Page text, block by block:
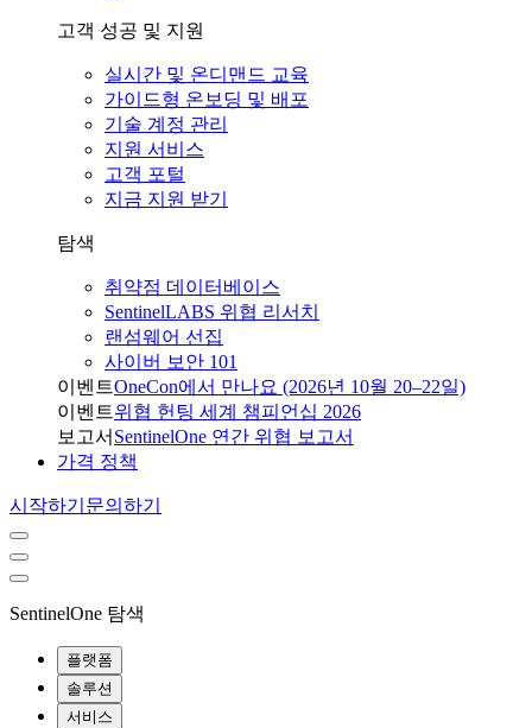
고객 성공 및 지원
실시간 및 온디맨드 교육
가이드형 온보딩 및 배포
기술 계정 관리
지원 서비스
고객 포털
지금 지원 받기
탐색
취약점 데이터베이스
SentinelLABS 위협 리서치
랜섬웨어 선집
사이버 보안 101
이벤트OneCon에서 만나요 (2026년 10월 20–22일)
이벤트위협 헌팅 세계 챔피언십 2026
보고서 SentinelOne 연간 위협 보고서
가격 정책
시작하기 문의하기
SentinelOne 탐색
플랫폼
솔루션
서비스